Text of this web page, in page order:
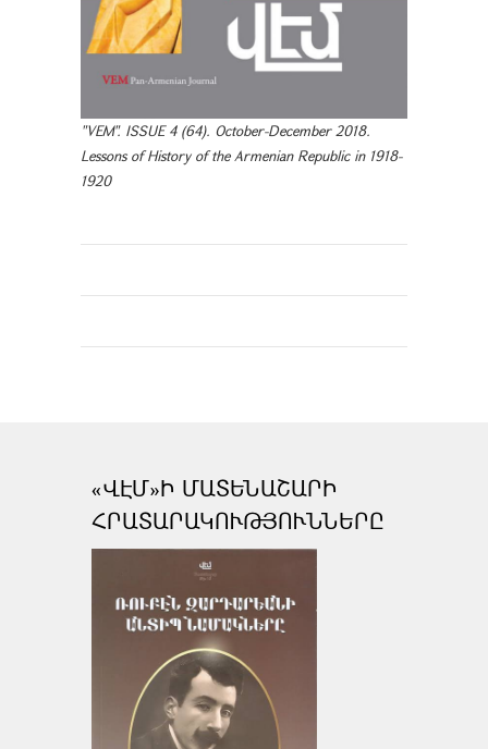
"VEM". ISSUE 4 (64). October-December 2018.
Lessons of History of the Armenian Republic in 1918-
1920
«ՎԷՄ»Ի ՄԱՏԵՆԱՇԱՐԻ
ՀՐԱՏԱՐԱԿՈՒԹՅՈՒՆՆԵՐԸ